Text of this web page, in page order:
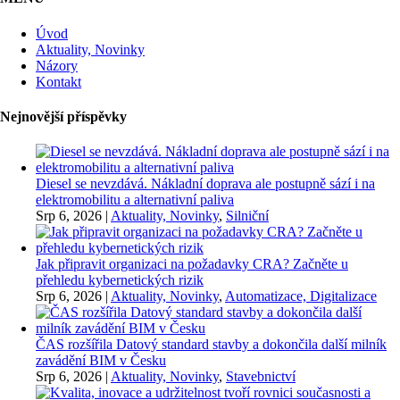
Úvod
Aktuality, Novinky
Názory
Kontakt
Nejnovější příspěvky
Diesel se nevzdává. Nákladní doprava ale postupně sází i na
elektromobilitu a alternativní paliva
Srp 6, 2026 | Aktuality, Novinky, Silniční
Jak připravit organizaci na požadavky CRA? Začněte u
přehledu kybernetických rizik
Srp 6, 2026 | Aktuality, Novinky, Automatizace, Digitalizace
ČAS rozšířila Datový standard stavby a dokončila další milník
zavádění BIM v Česku
Srp 6, 2026 | Aktuality, Novinky, Stavebnictví